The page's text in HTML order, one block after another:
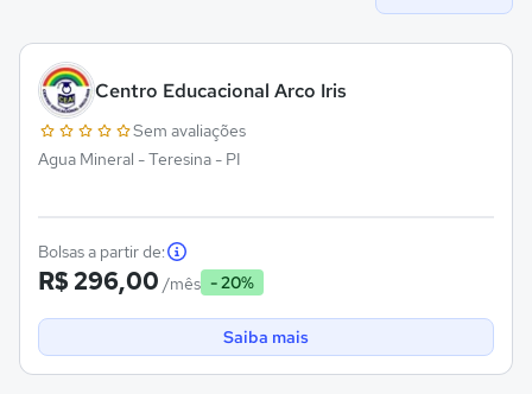
Centro Educacional Arco Iris
Sem avaliações
Agua Mineral - Teresina - PI
Bolsas a partir de:
R$ 296,00 /mês - 20%
Saiba mais